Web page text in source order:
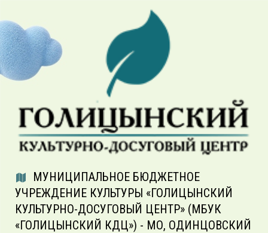
МУНИЦИПАЛЬНОЕ БЮДЖЕТНОЕ
УЧРЕЖДЕНИЕ КУЛЬТУРЫ «ГОЛИЦЫНСКИЙ
КУЛЬТУРНО-ДОСУГОВЫЙ ЦЕНТР» (МБУК
«ГОЛИЦЫНСКИЙ КДЦ») - МО, ОДИНЦОВСКИЙ